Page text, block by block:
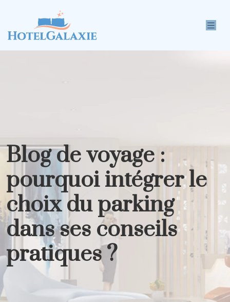
Blog de voyage :
pourquoi intégrer le
choix du parking
dans ses conseils
pratiques ?